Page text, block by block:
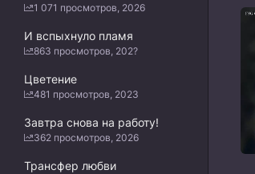
1 071 просмотров, 2026
И вспыхнуло пламя
863 просмотров, 202?
Цветение
481 просмотров, 2023
Завтра снова на работу!
362 просмотров, 2026
Трансфер любви